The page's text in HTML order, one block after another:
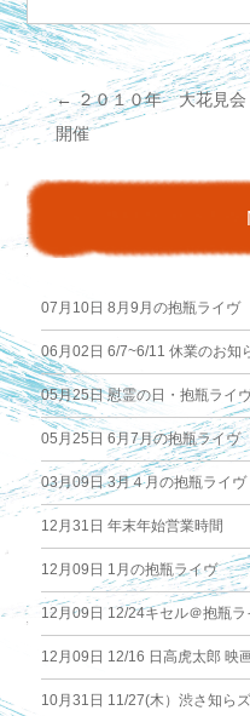
投
ゲ
ー
シ
ョ
ン
←２０１０年 大花見
開催
07月10日 8月9月の抱瓶ライヴ
06月02日 6/7~6/11 休業のお知
05月25日慰霊の日・抱瓶ライ
05月25日 6月7月の抱瓶ライヴ
03月09日3月４月の抱瓶ライヴ
12月31日 年末年始営業時間
12月09日 1月の抱瓶ライヴ
12月09日 12/24キセル＠抱瓶ラ
12月09日 12/16 日高虎太郎 映
10月31日 11/27(木）渋さ知ら